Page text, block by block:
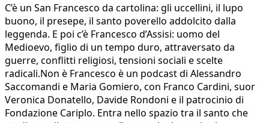
C’è un San Francesco da cartolina: gli uccellini, il lupo
buono, il presepe, il santo poverello addolcito dalla
leggenda. E poi c’è Francesco d’Assisi: uomo del
Medioevo, figlio di un tempo duro, attraversato da
guerre, conflitti religiosi, tensioni sociali e scelte
radicali.Non è Francesco è un podcast di Alessandro
Saccomandi e Maria Gomiero, con Franco Cardini, suor
Veronica Donatello, Davide Rondoni e il patrocinio di
Fondazione Cariplo. Entra nello spazio tra il santo che